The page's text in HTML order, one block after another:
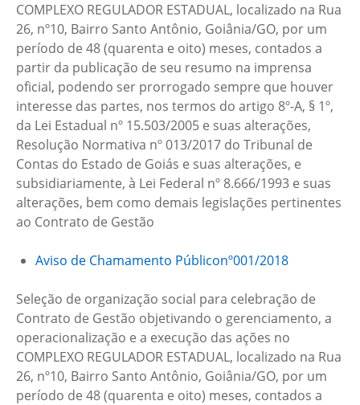
COMPLEXO REGULADOR ESTADUAL, localizado na Rua
26, nº10, Bairro Santo Antônio, Goiânia/GO, por um
período de 48 (quarenta e oito) meses, contados a
partir da publicação de seu resumo na imprensa
oficial, podendo ser prorrogado sempre que houver
interesse das partes, nos termos do artigo 8º-A, § 1º,
da Lei Estadual nº 15.503/2005 e suas alterações,
Resolução Normativa nº 013/2017 do Tribunal de
Contas do Estado de Goiás e suas alterações, e
subsidiariamente, à Lei Federal nº 8.666/1993 e suas
alterações, bem como demais legislações pertinentes
ao Contrato de Gestão
Aviso de Chamamento Públiconº001/2018
Seleção de organização social para celebração de
Contrato de Gestão objetivando o gerenciamento, a
operacionalização e a execução das ações no
COMPLEXO REGULADOR ESTADUAL, localizado na Rua
26, nº10, Bairro Santo Antônio, Goiânia/GO, por um
período de 48 (quarenta e oito) meses, contados a